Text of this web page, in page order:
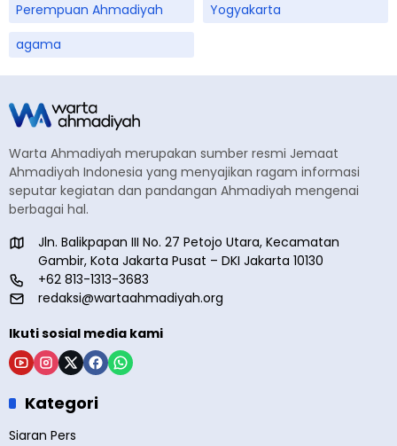
Perempuan Ahmadiyah
Yogyakarta
agama
Warta Ahmadiyah merupakan sumber resmi Jemaat
Ahmadiyah Indonesia yang menyajikan ragam informasi
seputar kegiatan dan pandangan Ahmadiyah mengenai
berbagai hal.
Jln. Balikpapan III No. 27 Petojo Utara, Kecamatan
Gambir, Kota Jakarta Pusat – DKI Jakarta 10130
+62 813-1313-3683
redaksi@wartaahmadiyah.org
Ikuti sosial media kami
Kategori
Siaran Pers